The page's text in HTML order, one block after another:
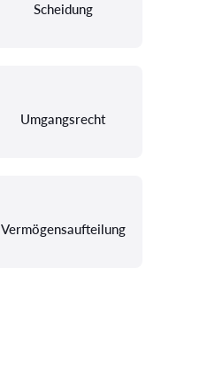
Scheidung
Umgangsrecht
Vermögensaufteilung